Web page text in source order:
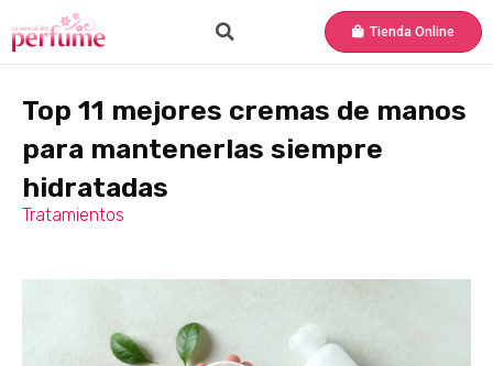
Tienda Online
Top 11 mejores cremas de manos
para mantenerlas siempre
hidratadas
Tratamientos